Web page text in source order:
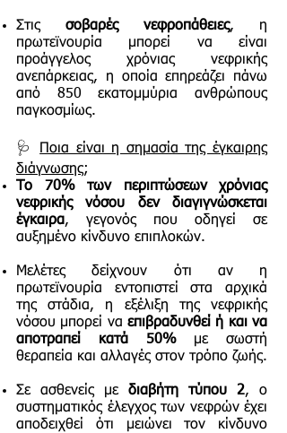
Στις σοβαρές νεφροπάθειες, η
πρωτεϊνουρία μπορεί να είναι
προάγγελος χρόνιας νεφρικής
ανεπάρκειας, η οποία επηρεάζει πάνω
από 850 εκατομμύρια ανθρώπους
παγκοσμίως.
🩺
Ποια είναι η σημασία της έγκαιρης
διάγνωσης;
Το 70% των περιπτώσεων χρόνιας
νεφρικής νόσου δεν διαγιγνώσκεται
έγκαιρα, γεγονός που οδηγεί σε
αυξημένο κίνδυνο επιπλοκών.
Μελέτες δείχνουν ότι αν η
πρωτεϊνουρία εντοπιστεί στα αρχικά
της στάδια, η εξέλιξη της νεφρικής
νόσου μπορεί να επιβραδυνθεί ή και να
αποτραπεί κατά 50%με σωστή
θεραπεία και αλλαγές στον τρόπο ζωής.
Σε ασθενείς με διαβήτη τύπου 2, ο
συστηματικός έλεγχος των νεφρών έχει
αποδειχθεί ότι μειώνει τον κίνδυνο